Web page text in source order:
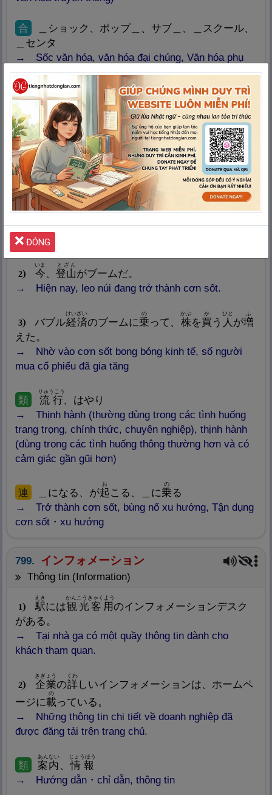
合
＿ショック、ポップ＿、サブ＿、＿スクール、
＿センタ
Sốc văn hóa, văn hóa đại chúng, Văn hóa phụ
(dùng để chỉ một nền văn hóa độc lập không thuộc
dòng chính thống), Trường học văn hóa (cung cấp
các khóa học khác nhau chủ yếu cho người đang đi
làm), Trung tâm văn hóa
798. ブーム
sự bùng nổ, xu hướng, trào lưu, thịnh hành,
cơn sốt (boom)
1 1960年代
ねんだい
にフォークソングがブームになった。
Nhạc đồng quê trở thành trào lưu vào những
năm 1960.
2 今
いま
、登山
とざん
がブームだ。
Hiện nay, leo núi đang trở thành cơn sốt.
3 バブル経済
けいざい
のブームに乗
の
って、 株
かぶ
を買
か
う 人
ひと
が増
ふ
えた。
Nhờ vào cơn sốt bong bóng kinh tế, số người
mua cổ phiếu đã gia tăng
類 流
Nghĩa: Nước chảy, lưu hành
行
りゅうこう
、はやり
Thịnh hành (thường dùng trong các tình huống
trang trọng, chính thức, chuyên nghiệp), thịnh hành
(dùng trong các tình huống thông thường hơn và có
cảm giác gần gũi hơn)
連
Nghĩa: Nối liền, liên tục, tiếp nối
＿になる、が起
お
こる、＿に乗
の
る
Trở thành cơn sốt, bùng nổ xu hướng, Tận dụng
cơn sốt・xu hướng
799. インフォメーション
thông tin (Information)
1 駅
えき
には観光客 用
かんこうきゃくよう
のインフォメーションデスク
がある。
Tại nhà ga có một quầy thông tin dành cho
khách tham quan.
2 企業
きぎょう
の詳
くわ
しいインフォメーションは、ホームペ
ージに載
Nghĩa: Chất lên, ghi lại, xuất
の
っている。
Những thông tin chi tiết về doanh nghiệp đã
được đăng tải trên trang chủ.
類 案内
あんない
、 情 報
じょうほう
Hướng dẫn・chỉ dẫn, thông tin
ĐÓNG